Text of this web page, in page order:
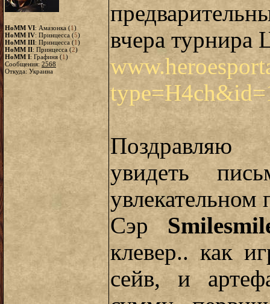
HoMM VI: Амазонка (1)
HoMM IV: Принцесса (5)
HoMM III: Принцесса (1)
HoMM II: Принцесса (2)
HoMM I: Графиня (1)
Сообщения: 2568
Откуда: Украина
вчера турнира
Поздравляю
увидеть
увлекательном
Сэр
клевер.. как
сейв, и